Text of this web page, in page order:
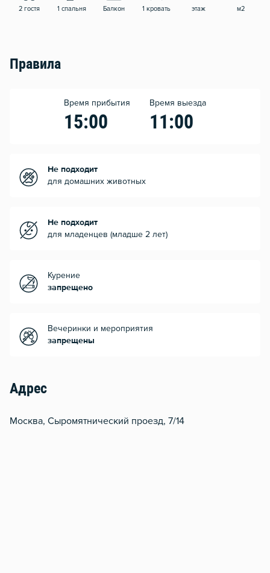
2 гостя 1 спальня Балкон 1 кровать этаж м2
Правила
Время прибытия
15:00
Время выезда
11:00
Не подходит
для домашних животных
Не подходит
для младенцев (младше 2 лет)
Курение
запрещено
Вечеринки и мероприятия
запрещены
Адрес
Москва, Сыромятнический проезд, 7/14